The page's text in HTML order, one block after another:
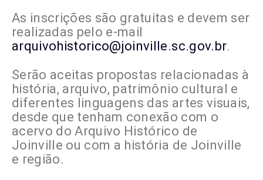
As inscrições são gratuitas e devem ser
realizadas pelo e-mail
arquivohistorico@joinville.sc.gov.br.
Serão aceitas propostas relacionadas à
história, arquivo, patrimônio cultural e
diferentes linguagens das artes visuais,
desde que tenham conexão com o
acervo do Arquivo Histórico de
Joinville ou com a história de Joinville
e região.